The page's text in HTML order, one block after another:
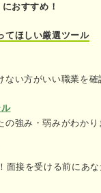
由
活の軸が定まるから
接の質問対策ができるか
かないままだとどうな
おすすめ！
てほしい厳選ツール
ない方がいい職業を
の強み・弱みがわかり
面接を受ける前にあ